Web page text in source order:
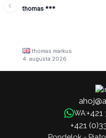
thomas ***
thomas markus
4. augusta 2026
WA:
+421